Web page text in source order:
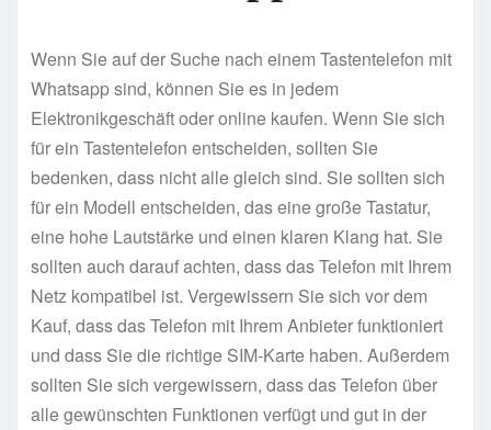
Wenn Sie auf der Suche nach einem Tastentelefon mit
Whatsapp sind, können Sie es in jedem
Elektronikgeschäft oder online kaufen. Wenn Sie sich
für ein Tastentelefon entscheiden, sollten Sie
bedenken, dass nicht alle gleich sind. Sie sollten sich
für ein Modell entscheiden, das eine große Tastatur,
eine hohe Lautstärke und einen klaren Klang hat. Sie
sollten auch darauf achten, dass das Telefon mit Ihrem
Netz kompatibel ist. Vergewissern Sie sich vor dem
Kauf, dass das Telefon mit Ihrem Anbieter funktioniert
und dass Sie die richtige SIM-Karte haben. Außerdem
sollten Sie sich vergewissern, dass das Telefon über
alle gewünschten Funktionen verfügt und gut in der